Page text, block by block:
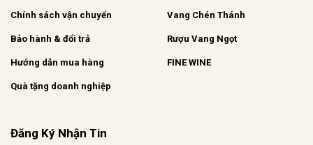
Chính sách vận chuyển
Bảo hành & đổi trả
Hướng dẫn mua hàng
Quà tặng doanh nghiệp
Vang Chén Thánh
Rượu Vang Ngọt
FINE WINE
Đăng Ký Nhận Tin